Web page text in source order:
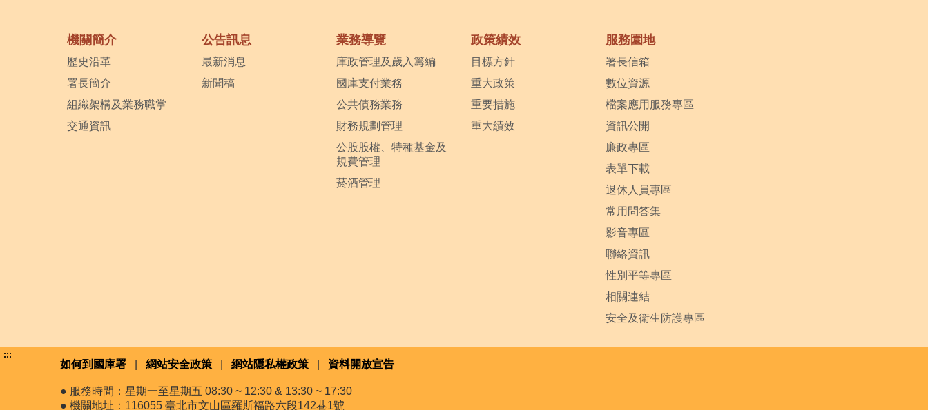
機關簡介
歷史沿革
署長簡介
組織架構及業務職掌
交通資訊
公告訊息
最新消息
新聞稿
業務導覽
庫政管理及歲入籌編
國庫支付業務
公共債務業務
財務規劃管理
公股股權、特種基金及
規費管理
菸酒管理
政策績效
目標方針
重大政策
重要措施
重大績效
服務園地
署長信箱
數位資源
檔案應用服務專區
資訊公開
廉政專區
表單下載
退休人員專區
常用問答集
影音專區
聯絡資訊
性別平等專區
相關連結
安全及衛生防護專區
:::
如何到國庫署 網站安全政策 網站隱私權政策 資料開放宣告
● 服務時間：星期一至星期五 08:30 ~ 12:30 & 13:30 ~ 17:30
● 機關地址：116055 臺北市文山區羅斯福路六段142巷1號